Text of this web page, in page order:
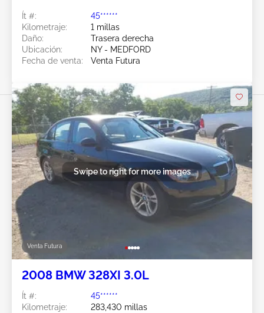
Ít #:
45******
Kilometraje:
1 millas
Daño:
Trasera derecha
Ubicación:
NY - MEDFORD
Fecha de venta:
Venta Futura
Venta Futura
Swipe to right for more images
2008 BMW 328XI 3.0L
Ít #:
45******
Kilometraje:
283,430 millas